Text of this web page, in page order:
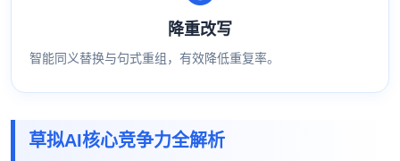
降重改写
智能同义替换与句式重组，有效降低重复率。
草拟AI核心竞争力全解析